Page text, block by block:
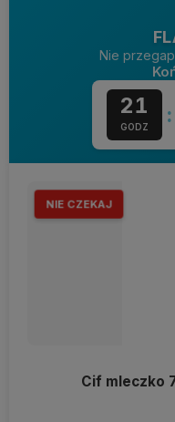
Nie
21
GODZ :
NIE CZEKAJ
Cif mleczko